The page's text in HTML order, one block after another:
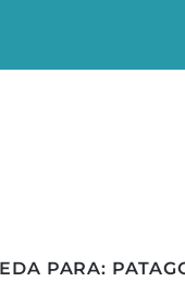
PARA: